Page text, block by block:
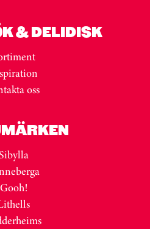
& DELIDISK
oss
Gooh!